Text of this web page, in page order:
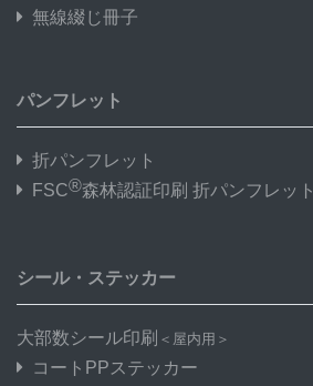
無線綴じ冊子
パンフレット
折パンフレット
FSC®森林認証印刷 折パンフレット
シール・ステッカー
大部数シール印刷 ＜屋内用＞
コートPPステッカー